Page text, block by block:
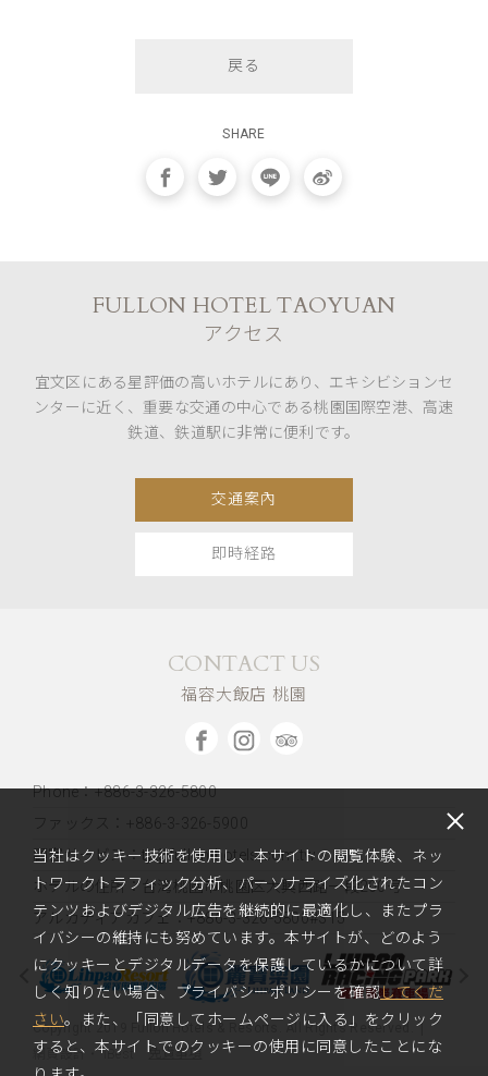
戻る
SHARE
FULLON HOTEL TAOYUAN
アクセス
宜文区にある星評価の高いホテルにあり、エキシビションセ
ンターに近く、重要な交通の中心である桃園国際空港、高速
鉄道、鉄道駅に非常に便利です。
交通案內
即時経路
CONTACT US
福容大飯店 桃園
Phone：+886-3-326-5800
ファックス：+886-3-326-5900
顧客サービス：ty@fullon-hotels.com.tw
ホテルの住所： 台湾桃園市桃園区大興西路一段200号
アルカディアカフェ：+886-3-326-5800#315
Copyright 2019 Fullon Hotels & Resorts. All Rights Reserved.
網頁設計 ‧iBest 免責事項
当社はクッキー技術を使用し、本サイトの閲覧体験、ネッ
トワークトラフィック分析、パーソナライズ化されたコン
テンツおよびデジタル広告を継続的に最適化し、またプラ
イバシーの維持にも努めています。本サイトが、どのよう
にクッキーとデジタルデータを保護しているかについて詳
しく知りたい場合、プライバシーポリシーを確認してくだ
さい。また、「同意してホームページに入る」をクリック
すると、本サイトでのクッキーの使用に同意したことにな